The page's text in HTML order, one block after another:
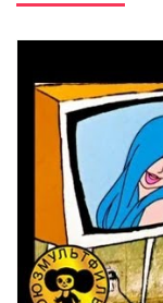
мультфильмы,